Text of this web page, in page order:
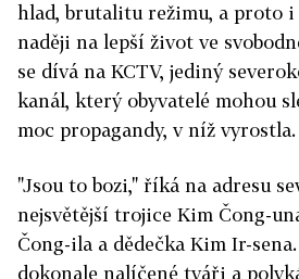
hlad, brutalitu režimu, a proto i
naději na lepší život ve
se dívá na KCTV, jediný
kanál, který obyvatelé mohou
moc propagandy, v níž vyrostla.
"Jsou to bozi," říká na adresu
nejsvětější trojice Kim Čong-
Čong-ila a dědečka Kim Ir-
dokonale nalíčené tváři a